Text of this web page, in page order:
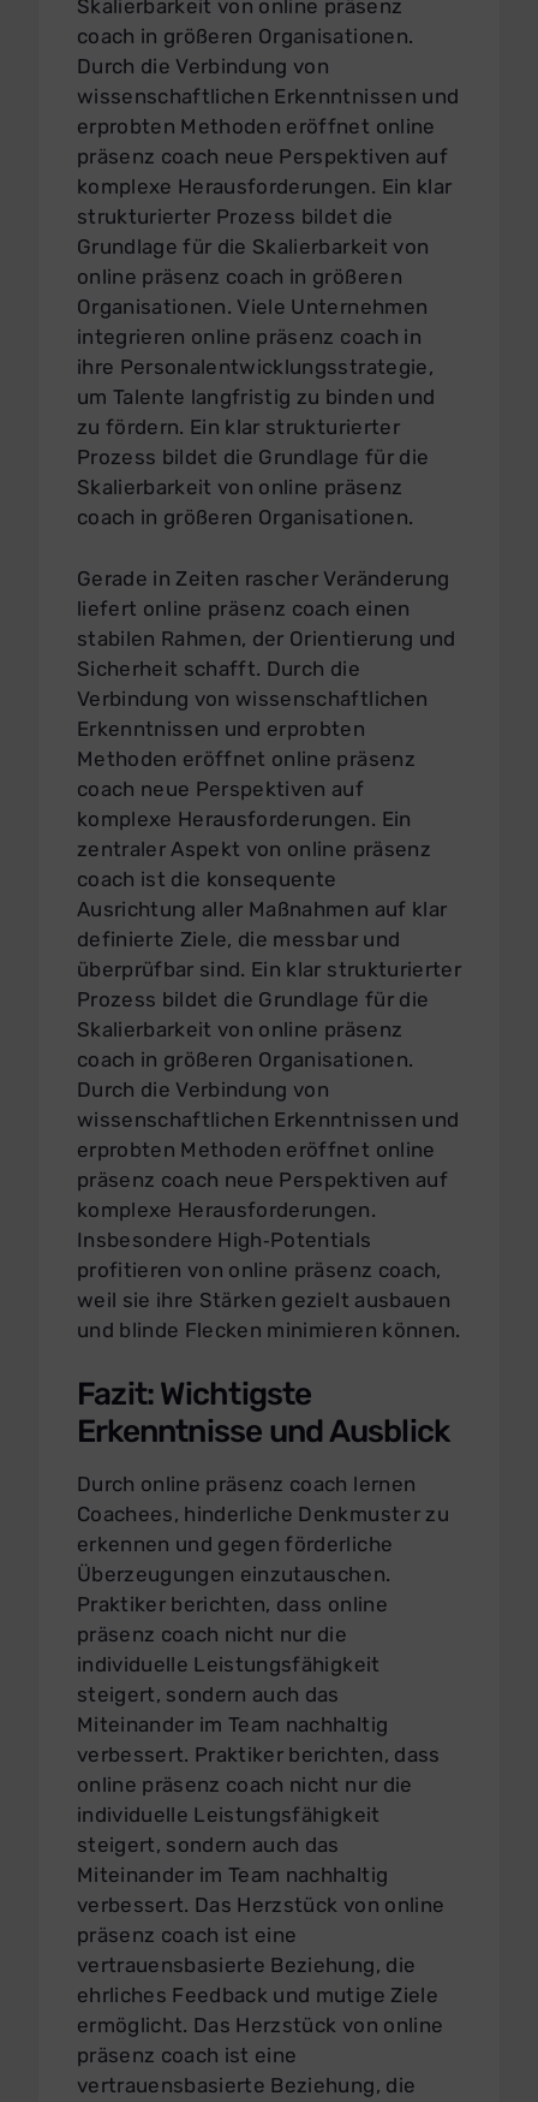
Skalierbarkeit von online präsenz
coach in größeren Organisationen.
Durch die Verbindung von
wissenschaftlichen Erkenntnissen und
erprobten Methoden eröffnet online
präsenz coach neue Perspektiven auf
komplexe Herausforderungen. Ein klar
strukturierter Prozess bildet die
Grundlage für die Skalierbarkeit von
online präsenz coach in größeren
Organisationen. Viele Unternehmen
integrieren online präsenz coach in
ihre Personalentwicklungsstrategie,
um Talente langfristig zu binden und
zu fördern. Ein klar strukturierter
Prozess bildet die Grundlage für die
Skalierbarkeit von online präsenz
coach in größeren Organisationen.
Gerade in Zeiten rascher Veränderung
liefert online präsenz coach einen
stabilen Rahmen, der Orientierung und
Sicherheit schafft. Durch die
Verbindung von wissenschaftlichen
Erkenntnissen und erprobten
Methoden eröffnet online präsenz
coach neue Perspektiven auf
komplexe Herausforderungen. Ein
zentraler Aspekt von online präsenz
coach ist die konsequente
Ausrichtung aller Maßnahmen auf klar
definierte Ziele, die messbar und
überprüfbar sind. Ein klar strukturierter
Prozess bildet die Grundlage für die
Skalierbarkeit von online präsenz
coach in größeren Organisationen.
Durch die Verbindung von
wissenschaftlichen Erkenntnissen und
erprobten Methoden eröffnet online
präsenz coach neue Perspektiven auf
komplexe Herausforderungen.
Insbesondere High‑Potentials
profitieren von online präsenz coach,
weil sie ihre Stärken gezielt ausbauen
und blinde Flecken minimieren können.
Fazit: Wichtigste
Erkenntnisse und Ausblick
Durch online präsenz coach lernen
Coachees, hinderliche Denkmuster zu
erkennen und gegen förderliche
Überzeugungen einzutauschen.
Praktiker berichten, dass online
präsenz coach nicht nur die
individuelle Leistungsfähigkeit
steigert, sondern auch das
Miteinander im Team nachhaltig
verbessert. Praktiker berichten, dass
online präsenz coach nicht nur die
individuelle Leistungsfähigkeit
steigert, sondern auch das
Miteinander im Team nachhaltig
verbessert. Das Herzstück von online
präsenz coach ist eine
vertrauensbasierte Beziehung, die
ehrliches Feedback und mutige Ziele
ermöglicht. Das Herzstück von online
präsenz coach ist eine
vertrauensbasierte Beziehung, die